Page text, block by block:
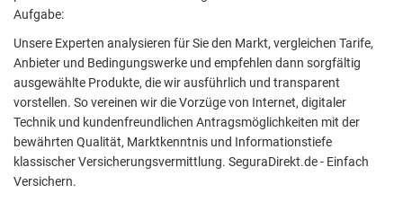
Aufgabe:
Unsere Experten analysieren für Sie den Markt, vergleichen Tarife,
Anbieter und Bedingungswerke und empfehlen dann sorgfältig
ausgewählte Produkte, die wir ausführlich und transparent
vorstellen. So vereinen wir die Vorzüge von Internet, digitaler
Technik und kundenfreundlichen Antragsmöglichkeiten mit der
bewährten Qualität, Marktkenntnis und Informationstiefe
klassischer Versicherungsvermittlung. SeguraDirekt.de - Einfach
Versichern.